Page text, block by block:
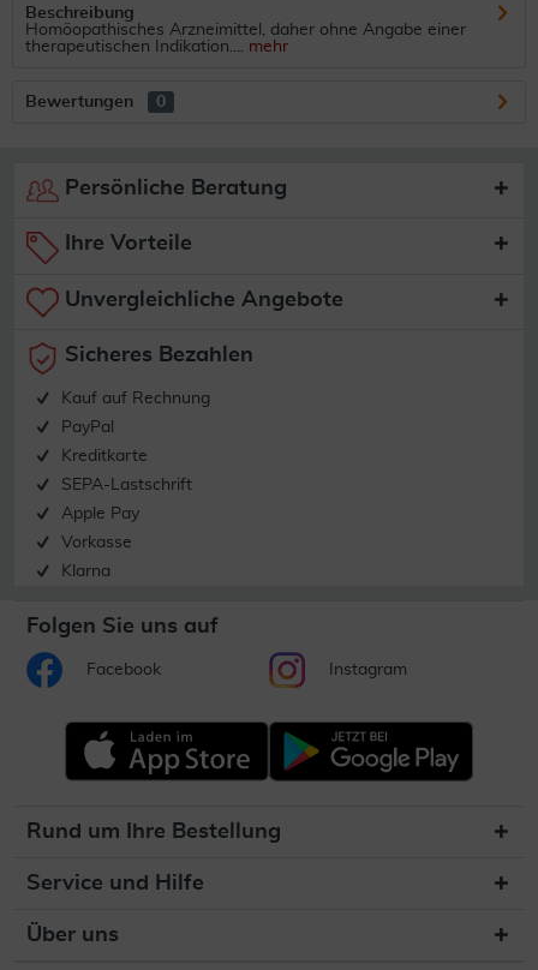
Beschreibung
Homöopathisches Arzneimittel, daher ohne Angabe einer
therapeutischen Indikation.... mehr
Bewertungen 0
Persönliche Beratung
Ihre Vorteile
Unvergleichliche Angebote
Sicheres Bezahlen
Kauf auf Rechnung
PayPal
Kreditkarte
SEPA-Lastschrift
Apple Pay
Vorkasse
Klarna
Folgen Sie uns auf
Facebook Instagram
Rund um Ihre Bestellung
Service und Hilfe
Über uns